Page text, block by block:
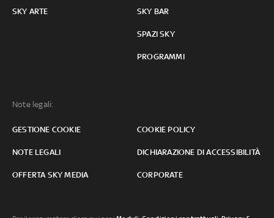
SKY ARTE SKY BAR
SPAZI SKY
PROGRAMMI
Note legali:
GESTIONE COOKIE COOKIE POLICY
NOTE LEGALI DICHIARAZIONE DI ACCESSIBILITÀ
OFFERTA SKY MEDIA CORPORATE